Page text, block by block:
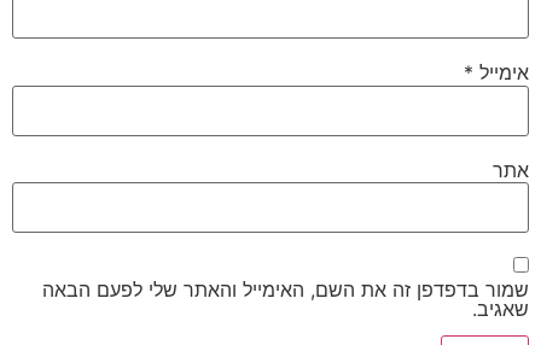
אימייל *
אתר
שמור בדפדפן זה את השם, האימייל והאתר שלי לפעם הבאה
שאגיב.